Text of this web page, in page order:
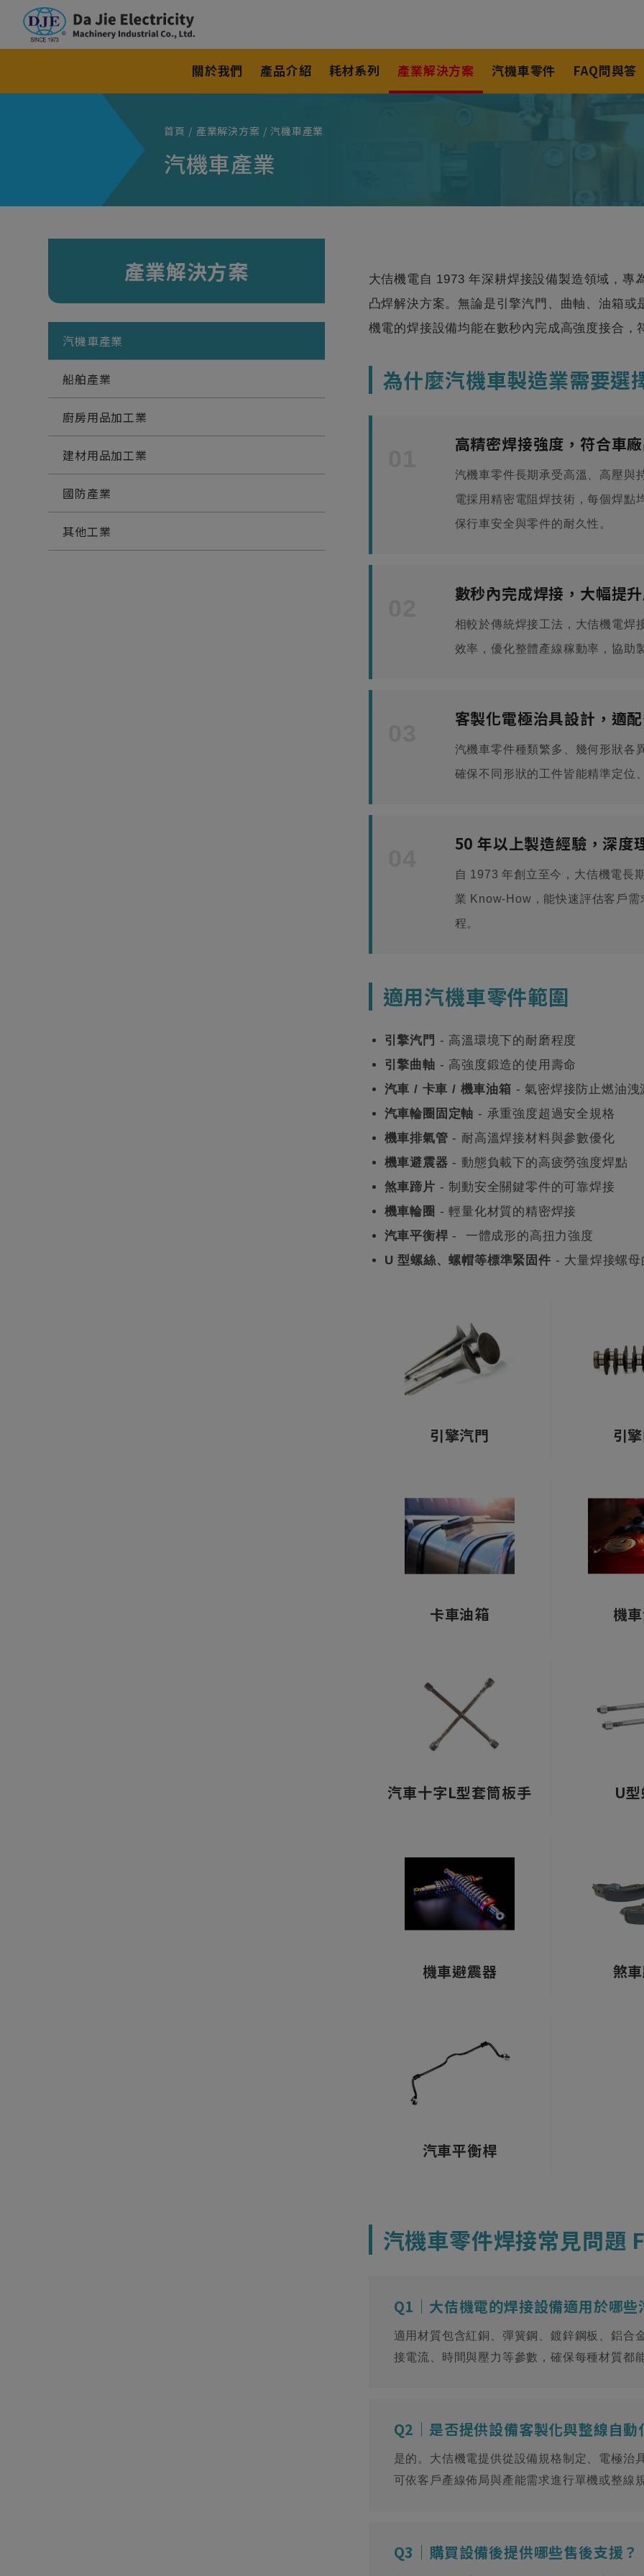
關於我們 產品介紹 耗材系列 產業解決方案 汽機車零件 FAQ問與答
首頁 產業解決方案 汽機車產業
汽機車產業
產業解決方案
汽機車產業
船舶產業
廚房用品加工業
建材用品加工業
國防產業
其他工業
大佶機電自 1973 年深耕焊接設備製造領域，專
凸焊解決方案。無論是引擎汽門、曲軸、油箱
機電的焊接設備均能在數秒內完成高強度接合，
為什麼汽機車製造業需要選
高精密焊接強度，符合車
汽機車零件長期承受高溫、高壓與
電採用精密電阻焊技術，每個焊點
保行車安全與零件的耐久性。
數秒內完成焊接，大幅提
相較於傳統焊接工法，大佶機電焊
效率，優化整體產線稼動率，協助
客製化電極治具設計，適
汽機車零件種類繁多、幾何形狀各
確保不同形狀的工件皆能精準定位
50 年以上製造經驗，深度
自 1973 年創立至今，大佶機電長
業 Know-How，能快速評估客戶
程。
適用汽機車零件範圍
引擎汽門 - 高溫環境下的耐磨程度
引擎曲軸 - 高強度鍛造的使用壽命
汽車 / 卡車 / 機車油箱 - 氣密焊接防止燃油洩
汽車輪圈固定軸 - 承重強度超過安全規格
機車排氣管 - 耐高溫焊接材料與參數優化
機車避震器 - 動態負載下的高疲勞強度焊點
煞車蹄片 - 制動安全關鍵零件的可靠焊接
機車輪圈 - 輕量化材質的精密焊接
汽車平衡桿 - 一體成形的高扭力強度
U 型螺絲、螺帽等標準緊固件 - 大量焊接螺
引擎汽門 引
卡車油箱 機
汽車十字L型套筒板手 U
機車避震器 煞
汽車平衡桿
汽機車零件焊接常見問題
Q1｜大佶機電的焊接設備適用於哪些
適用材質包含紅銅、彈簧鋼、鍍鋅鋼板、鋁合
接電流、時間與壓力等參數，確保每種材質都
Q2｜是否提供設備客製化與整線自動
是的。大佶機電提供從設備規格制定、電極治
可依客戶產線佈局與產能需求進行單機或整線
Q3｜購買設備後提供哪些售後支援？
Cookie管理面板